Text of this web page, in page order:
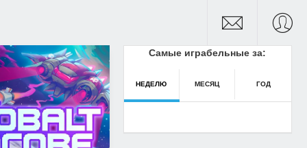
Самые играбельные за:
НЕДЕЛЮ МЕСЯЦ ГОД